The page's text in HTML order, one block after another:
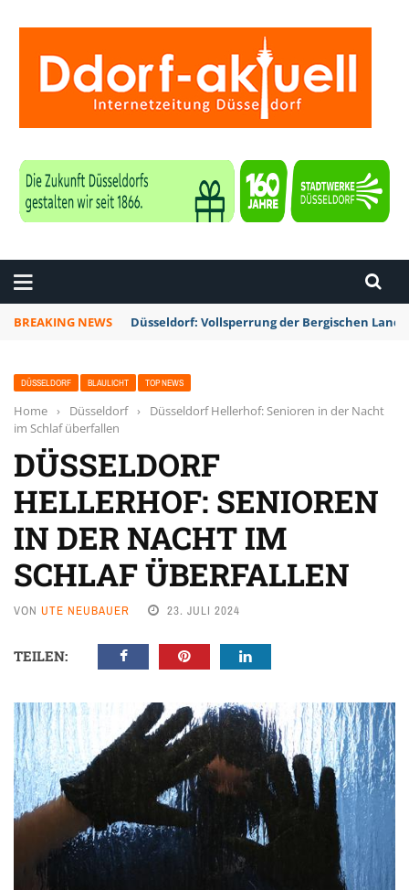
BREAKING NEWS Düsseldorf: Vollsperrung der Bergischen
DÜSSELDORF BLAULICHT TOP NEWS
Home › Düsseldorf ›
Düsseldorf Hellerhof: Senioren in der Nacht
im Schlaf überfallen
DÜSSELDORF
HELLERHOF: SENIOREN
IN DER NACHT IM
SCHLAF ÜBERFALLEN
VON UTE NEUBAUER 23. JULI 2024
TEILEN: